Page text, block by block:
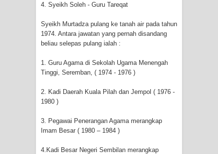
Secara Biologis Manusia itu Sama,
Dengan Tingkat Kesadaran yang
Berbeda
WAHDATUL WUJUD, WAHDATU
WAHDATUL WUJUD ITU APA..??
4. Syeikh Soleh - Guru Tareqat
Syeikh Murtadza pulang ke tanah air pada tahun
1974. Antara jawatan yang pernah disandang
beliau selepas pulang ialah :
1. Guru Agama di Sekolah Ugama Menengah
Tinggi, Seremban, ( 1974 - 1976 )
2. Kadi Daerah Kuala Pilah dan Jempol ( 1976 -
1980 )
3. Pegawai Penerangan Agama merangkap
Imam Besar ( 1980 – 1984 )
4.Kadi Besar Negeri Sembilan merangkap